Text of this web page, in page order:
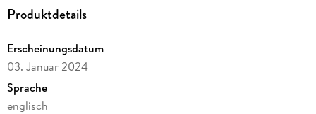
Produktdetails
Erscheinungsdatum
03. Januar 2024
Sprache
englisch